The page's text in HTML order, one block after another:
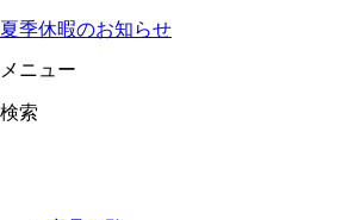
夏季休暇のお知らせ
メニュー
検索